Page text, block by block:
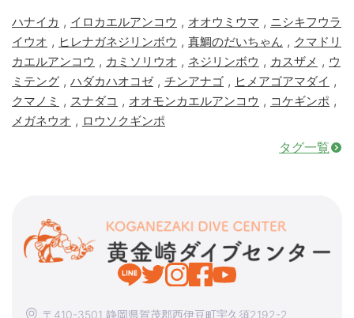
ハナイカ , イロカエルアンコウ , オオウミウマ , ニシキフウラ
イウオ , ヒレナガネジリンボウ , 真鯛のだいちゃん , クマドリ
カエルアンコウ , カミソリウオ , ネジリンボウ , カスザメ , ウ
ミテング , ハダカハオコゼ, チンアナゴ , ヒメアゴアマダイ ,
クマノミ , スナダコ , オオモンカエルアンコウ , コケギンポ ,
メガネウオ , ロウソクギンポ
タグ一覧
〒410-3501 静岡県賀茂郡西伊豆町宇久須2192-2